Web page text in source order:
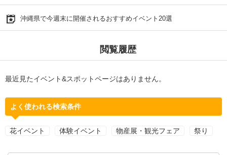
沖縄県で今週末に開催されるおすすめイベント20選
閲覧履歴
最近見たイベント&スポットページはありません。
よく使われる検索条件
花イベント 体験イベント 物産展・観光フェア 祭り